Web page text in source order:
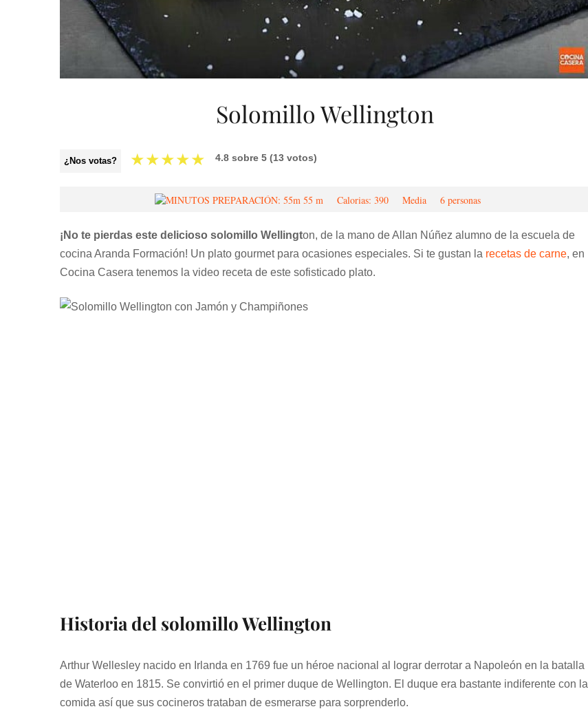
Solomillo Wellington
¿Nos votas? ★★★★★ 4.8 sobre 5 (13 votos)
55 m Calorias: 390 Media 6 personas
¡No te pierdas este delicioso solomillo Wellington, de la mano de Allan Núñez alumno de la escuela de
cocina Aranda Formación! Un plato gourmet para ocasiones especiales. Si te gustan la recetas de carne, en
Cocina Casera tenemos la video receta de este sofisticado plato.
Historia del solomillo Wellington
Arthur Wellesley nacido en Irlanda en 1769 fue un héroe nacional al lograr derrotar a Napoleón en la batalla
de Waterloo en 1815. Se convirtió en el primer duque de Wellington. El duque era bastante indiferente con la
comida así que sus cocineros trataban de esmerarse para sorprenderlo.